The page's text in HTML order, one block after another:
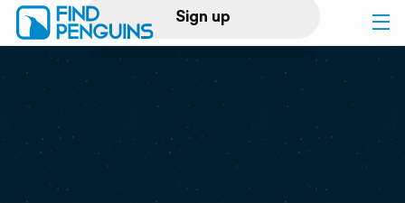
Sign up
Log in
Print a book